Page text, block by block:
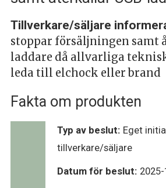
e
s
ö
k
Tillverkare/säljare
stoppar försäljningen samt
laddare då allvarliga
leda till elchock eller brand
Fakta om produkten
Typ av beslut: Eget
tillverkare/säljare
Datum för beslut: